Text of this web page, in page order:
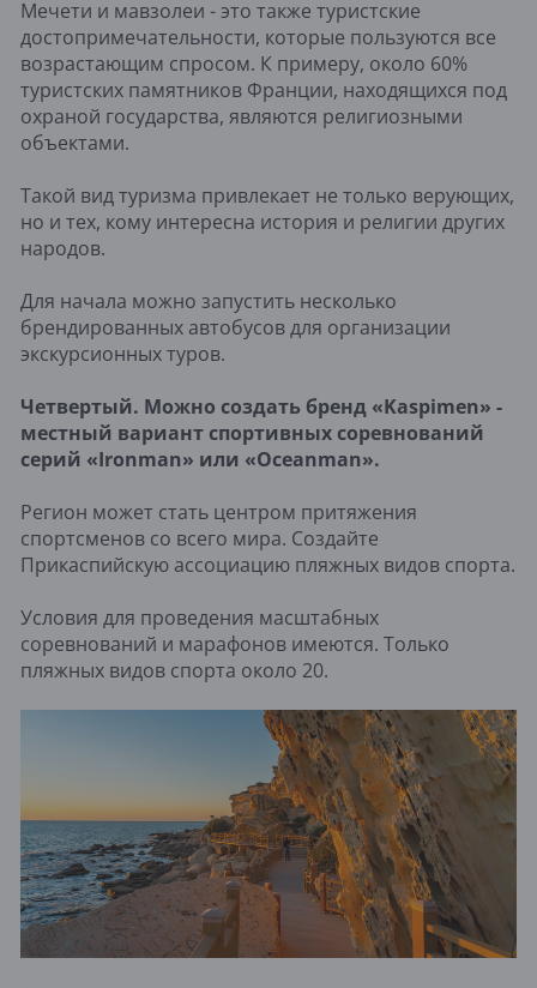
Мечети и мавзолеи - это также туристские
достопримечательности, которые пользуются все
возрастающим спросом. К примеру, около 60%
туристских памятников Франции, находящихся под
охраной государства, являются религиозными
объектами.
Такой вид туризма привлекает не только верующих,
но и тех, кому интересна история и религии других
народов.
Для начала можно запустить несколько
брендированных автобусов для организации
экскурсионных туров.
Четвертый. Можно создать бренд «Kaspimen» -
местный вариант спортивных соревнований
серий «Ironman» или «Oceanman».
Регион может стать центром притяжения
спортсменов со всего мира. Создайте
Прикаспийскую ассоциацию пляжных видов спорта.
Условия для проведения масштабных
соревнований и марафонов имеются. Только
пляжных видов спорта около 20.